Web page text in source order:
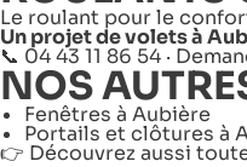
Le roulant pour le
Un projet de volets à
📞 04 43 11 86 54 ·
NOS
Fenêtres à Aubière
Portails et clôtures à
👉 Découvrez aussi